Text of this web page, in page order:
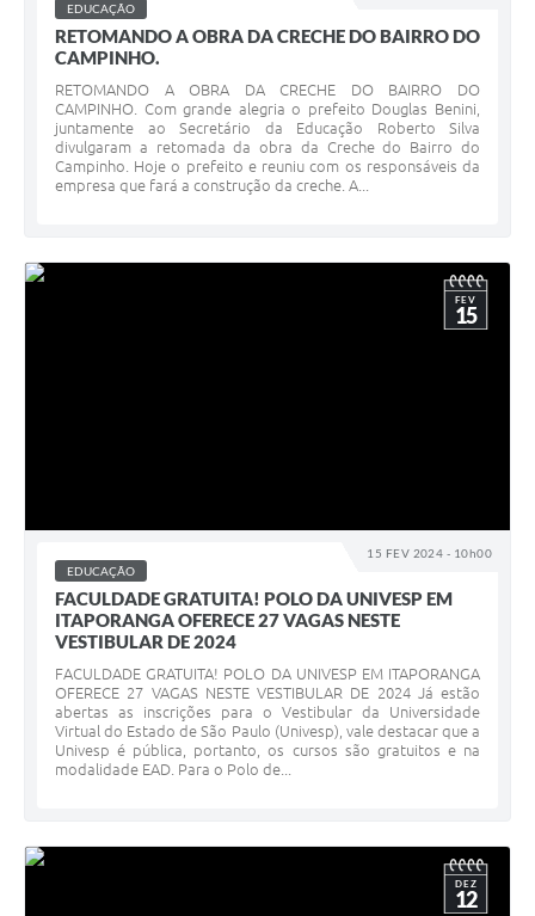
EDUCAÇÃO
RETOMANDO A OBRA DA CRECHE DO BAIRRO DO
CAMPINHO.
RETOMANDO A OBRA DA CRECHE DO BAIRRO DO
CAMPINHO. Com grande alegria o prefeito Douglas Benini,
juntamente ao Secretário da Educação Roberto Silva
divulgaram a retomada da obra da Creche do Bairro do
Campinho. Hoje o prefeito e reuniu com os responsáveis da
empresa que fará a construção da creche. A...
15 FEV 2024 - 10h00
FEV
15
EDUCAÇÃO
FACULDADE GRATUITA! POLO DA UNIVESP EM
ITAPORANGA OFERECE 27 VAGAS NESTE
VESTIBULAR DE 2024
FACULDADE GRATUITA! POLO DA UNIVESP EM ITAPORANGA
OFERECE 27 VAGAS NESTE VESTIBULAR DE 2024 Já estão
abertas as inscrições para o Vestibular da Universidade
Virtual do Estado de São Paulo (Univesp), vale destacar que a
Univesp é pública, portanto, os cursos são gratuitos e na
modalidade EAD. Para o Polo de...
DEZ
12